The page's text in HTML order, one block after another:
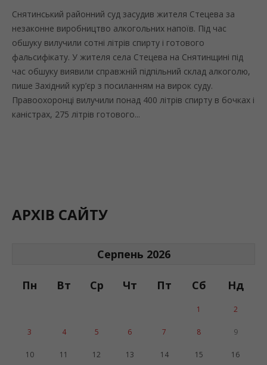
Снятинський районний суд засудив жителя Стецева за
незаконне виробництво алкогольних напоїв. Під час
обшуку вилучили сотні літрів спирту і готового
фальсифікату. У жителя села Стецева на Снятинщині під
час обшуку виявили справжній підпільний склад алкоголю,
пише Західний кур’єр з посиланням на вирок суду.
Правоохоронці вилучили понад 400 літрів спирту в бочках і
каністрах, 275 літрів готового...
АРХІВ САЙТУ
Серпень 2026
Пн Вт Ср Чт Пт Сб Нд
1 2
3 4 5 6 7 8 9
10 11 12 13 14 15 16